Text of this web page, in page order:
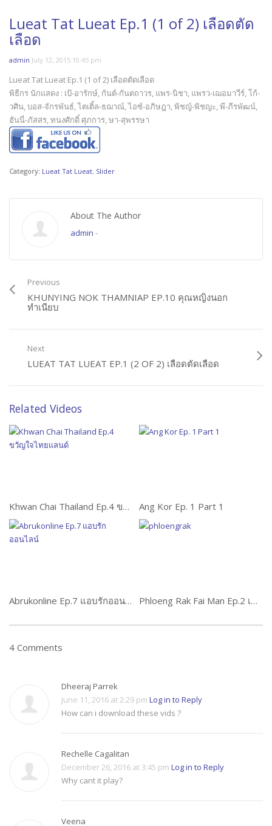
Lueat Tat Lueat Ep.1 (1 of 2) เลือดตัด
เลือด
admin July 12, 2015 10:45 pm
Lueat Tat Lueat Ep.1 (1 of 2) เลือดตัดเลือด
พิธีกร นักแสดง : เป้-อารักษ์, กันต์-กันตถาวร, แพร-นิชา, แพรว-เฌอมาวีร์, โก้-
วศิน, บอส-จักรพันธ์, ไตเติ้ล-ธฌาณ์, ไอซ์-อภิษฎา, พิชญ์-พิชญะ, พี-ภีรพัฒน์,
ฮันนี่-ภัสสร, ทนงศักดิ์ ศุภการ, ษา-สุพรรษา
Category: Lueat Tat Lueat, Slider
About The Author
admin -
Previous
KHUNYING NOK THAMNIAP EP.10 คุณหญิงนอก
ทำเนียบ
Next
LUEAT TAT LUEAT EP.1 (2 OF 2) เลือดตัดเลือด
Related Videos
Khwan Chai Thailand Ep.4 ขวัญใจไทยแลนด์ Ang Kor Ep. 1 Part 1
Abrukonline Ep.7 แอบรักออนไลน์ Phloeng Rak Fai Man Ep.2 เพลิงรักไฟมาร
4 Comments
Dheeraj Parrek
June 11, 2016 at 2:29 pm Log in to Reply
How can i download these vids ?
Rechelle Cagalitan
December 26, 2016 at 3:45 pm Log in to Reply
Why cant it play?
Veena